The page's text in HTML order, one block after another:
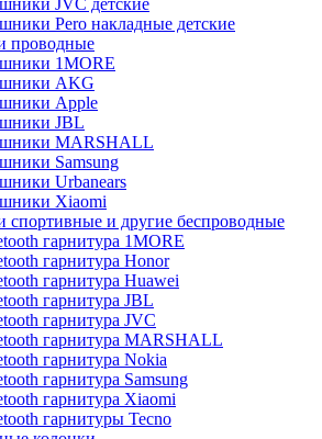
JVC детские
Pero накладные детские
проводные
1MORE
AKG
Apple
JBL
MARSHALL
Samsung
Urbanears
Xiaomi
и другие беспроводные
гарнитура 1MORE
гарнитура Honor
гарнитура Huawei
гарнитура JBL
гарнитура JVC
гарнитура MARSHALL
гарнитура Nokia
гарнитура Samsung
гарнитура Xiaomi
гарнитуры Tecno